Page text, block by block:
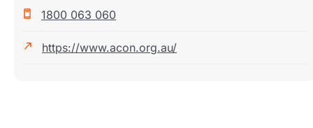
1800 063 060
https://www.acon.org.au/